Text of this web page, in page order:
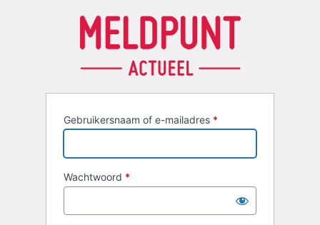
Gebruikersnaam of e-mailadres *
Wachtwoord *